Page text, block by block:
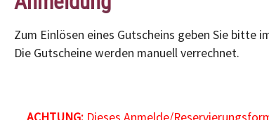
Zum Einlösen eines Gutscheins geben Sie bitte
Die Gutscheine werden manuell verrechnet.
ACHTUNG:Dieses Anmelde/